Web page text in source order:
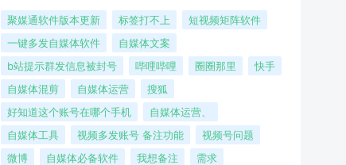
聚媒通软件版本更新 标签打不上
短视频矩阵软件
一键多发自媒体软件
自媒体文案
b站提示群发信息被封号
哔哩哔哩 圈圈那里
快手
自媒体混剪
自媒体运营
搜狐
好知道这个账号在哪个手机
自媒体运营、
自媒体工具
视频多发账号 备注功能
视频号问题
微博
自媒体必备软件 我想备注
需求